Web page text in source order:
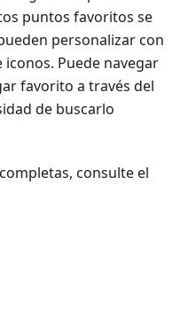
puntos favoritos se
personalizar con
Puede navegar
favorito a través del
de buscarlo
consulte el